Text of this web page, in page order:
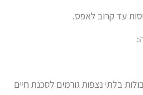
עד קרוב לאפס.
בלתי נצפות גורמים לסכנת חיים